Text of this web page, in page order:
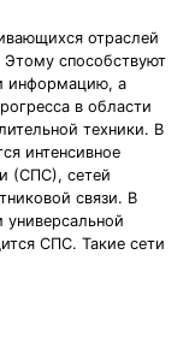
отраслей
способствуют
информацию, а
в области
техники. В
интенсивное
(СПС), сетей
связи. В
СПС. Такие сети